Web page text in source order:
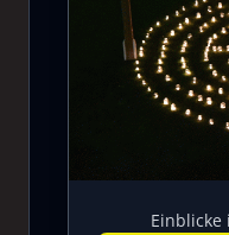
Einblicke